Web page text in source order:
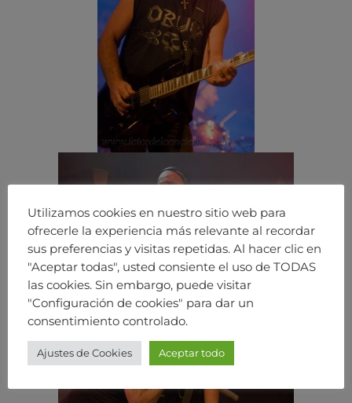
Utilizamos cookies en nuestro sitio web para
ofrecerle la experiencia más relevante al recordar
sus preferencias y visitas repetidas. Al hacer clic en
"Aceptar todas", usted consiente el uso de TODAS
las cookies. Sin embargo, puede visitar
"Configuración de cookies" para dar un
consentimiento controlado.
Ajustes de Cookies Aceptar todo